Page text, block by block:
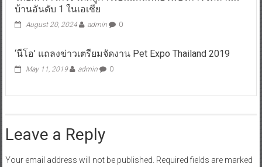
บ้านอันดับ 1 ในเอเชีย
August 20, 2024 admin 0
‘นีโอ’ แถลงข่าวเตรียมจัดงาน Pet Expo Thailand 2019
May 11, 2019 admin 0
Leave a Reply
Your email address will not be published. Required fields are marked